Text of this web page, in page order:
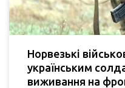
Норвезькі
українським
виживання на